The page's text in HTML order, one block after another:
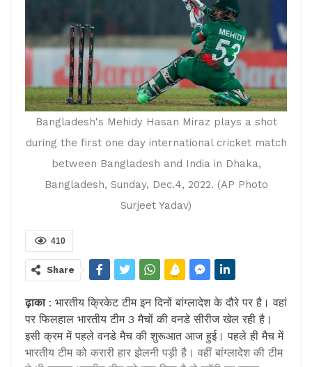
Bangladesh's Mehidy Hasan Miraz plays a shot
during the first one day international cricket match
between Bangladesh and India in Dhaka,
Bangladesh, Sunday, Dec.4, 2022. (AP Photo
Surjeet Yadav)
410
Share
ढ़ाका: भारतीय क्रिकेट टीम इन दिनों बांग्लादेश के दौरे पर है। वहां
पर फिलहाल भारतीय टीम 3 मैचों की वनडे सीरीज खेल रही है।
इसी क्रम में पहले वनडे मैच की शुरूआत आज हुई। पहले ही मैच में
भारतीय टीम को करारी हार झेलनी पड़ी है। वहीं बांग्लादेश की टीम